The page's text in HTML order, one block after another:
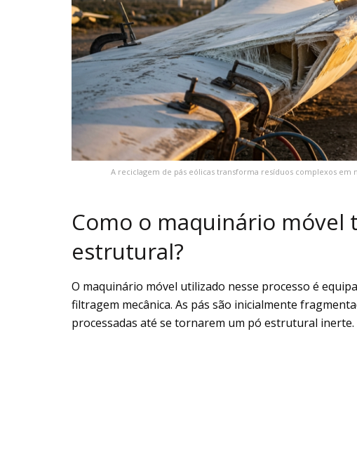
A reciclagem de pás eólicas transforma resíduos complexos em
Como o maquinário móvel
estrutural?
O maquinário móvel utilizado nesse processo é
filtragem mecânica. As pás são inicialmente
processadas até se tornarem um pó estrutural inerte.